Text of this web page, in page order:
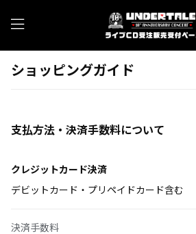
ショッピングガイド
支払方法・決済手数料について
クレジットカード決済
デビットカード・プリペイドカード含む
決済手数料